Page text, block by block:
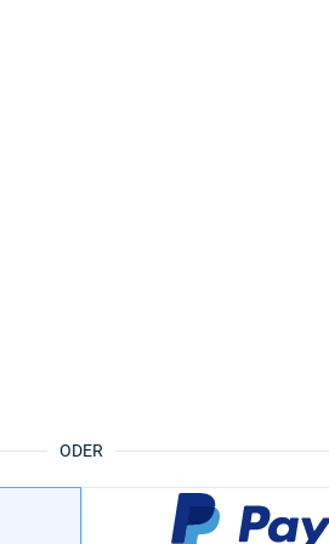
ODER